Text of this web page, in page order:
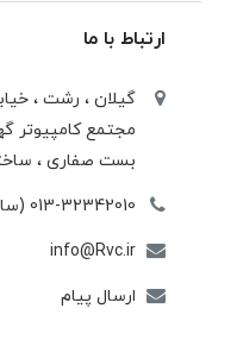
ارتباط با ما
گیلان ، رشت ،
مجتمع كامپيوتر
بست صفاری ،
013-32342010 (ساعت کاری 9 الی 20:30)
info@Rvc.ir
ارسال پیام